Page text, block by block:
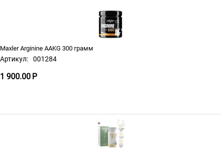
Maxler Arginine AAKG 300 грамм
Артикул: 001284
1 900.00 Р